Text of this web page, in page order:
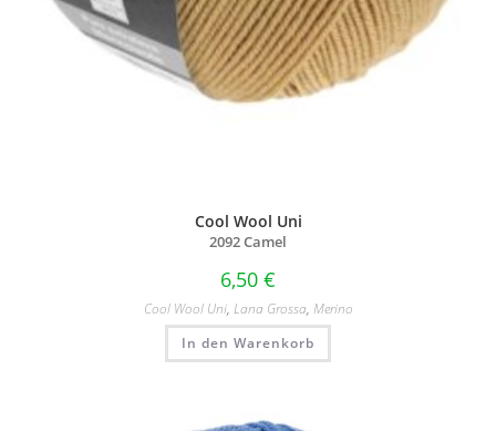
Cool Wool Uni
2092 Camel
6,50 €
Cool Wool Uni, Lana Grossa, Merino
In den Warenkorb